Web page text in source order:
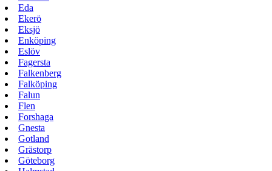
Eda
Ekerö
Eksjö
Enköping
Eslöv
Fagersta
Falkenberg
Falköping
Falun
Flen
Forshaga
Gnesta
Gotland
Grästorp
Göteborg